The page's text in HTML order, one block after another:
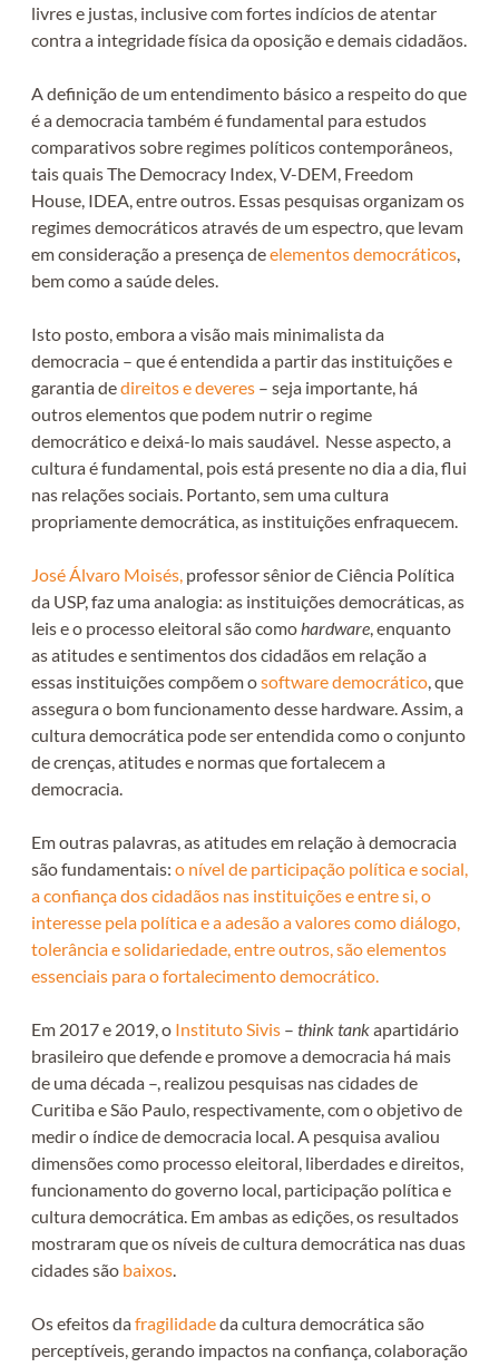
livres e justas, inclusive com fortes indícios de atentar
contra a integridade física da oposição e demais cidadãos.
A definição de um entendimento básico a respeito do que
é a democracia também é fundamental para estudos
comparativos sobre regimes políticos contemporâneos,
tais quais The Democracy Index, V-DEM, Freedom
House, IDEA, entre outros. Essas pesquisas organizam os
regimes democráticos através de um espectro, que levam
em consideração a presença deelementos democráticos
bem como a saúde deles.
Isto posto, embora a visão mais minimalista da
democracia – que é entendida a partir das instituições e
garantia dedireitos e deveres – seja importante, há
outros elementos que podem nutrir o regime
democrático e deixá-lo mais saudável. Nesse aspecto, a
cultura é fundamental, pois está presente no dia a dia, flui
nas relações sociais. Portanto, sem uma cultura
propriamente democrática, as instituições enfraquecem.
José Álvaro Moisés, professorsêniorde Ciência Política
da USP, faz uma analogia: as instituições democráticas, as
leis e o processo eleitoral são como hardware , enquanto
as atitudes e sentimentos dos cidadãos em relação a
essas instituições compõem osoftware democrático , que
assegura o bom funcionamento desse hardware. Assim, a
cultura democrática pode ser entendida como o conjunto
de crenças, atitudes e normas que fortalecem a
democracia.
Em outras palavras, as atitudes em relação à democracia
são fundamentais: o nível de participação política e social,
a confiança dos cidadãos nas instituições e entre si, o
interesse pela política e a adesão a valores como diálogo,
tolerância e solidariedade, entre outros, são elementos
essenciais para o fortalecimento democrático.
Em 2017 e 2019, o Instituto Sivis – think tankapartidário
brasileiro que defende e promove a democracia há mais
de uma década –, realizou pesquisas nas cidades de
Curitiba e São Paulo, respectivamente, com o objetivo de
medir o índice de democracia local. A pesquisa avaliou
dimensões como processo eleitoral, liberdades e direitos,
funcionamento do governo local, participação política e
cultura democrática. Em ambas as edições, os resultados
mostraram que os níveis de cultura democrática nas duas
cidades são baixos
Os efeitos dafragilidadeda cultura democrática são
perceptíveis, gerando impactos na confiança, colaboração